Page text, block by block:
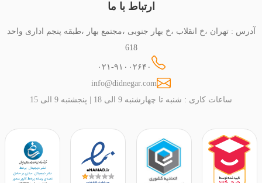
ارتباط با ما
آدرس : تهران ،خ انقلاب ،خ بهار جنوبی ،مجتمع بهار ،طبقه پنجم اداری واحد
618
۰۲۱-۹۱۰۰۲۶۴۰
info@didnegar.com
ساعات کاری : شنبه تا چهارشنبه 9 الی 18 | پنجشنبه 9 الی 15